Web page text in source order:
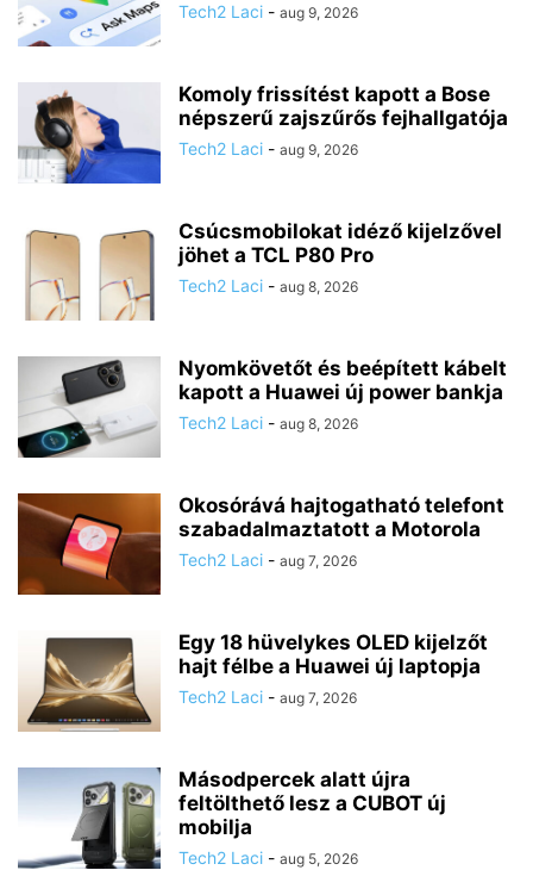
Tech2 Laci - aug 9, 2026
Komoly frissítést kapott a Bose
népszerű zajszűrős fejhallgatója
Tech2 Laci - aug 9, 2026
Csúcsmobilokat idéző kijelzővel
jöhet a TCL P80 Pro
Tech2 Laci - aug 8, 2026
Nyomkövetőt és beépített kábelt
kapott a Huawei új power bankja
Tech2 Laci - aug 8, 2026
Okosórává hajtogatható telefont
szabadalmaztatott a Motorola
Tech2 Laci - aug 7, 2026
Egy 18 hüvelykes OLED kijelzőt
hajt félbe a Huawei új laptopja
Tech2 Laci - aug 7, 2026
Másodpercek alatt újra
feltölthető lesz a CUBOT új
mobilja
Tech2 Laci - aug 5, 2026